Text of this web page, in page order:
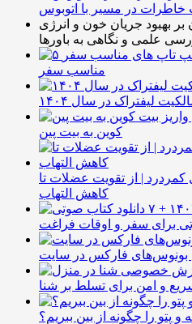
در مسیر با اتوبوس
بر بهبود جریان خون و انرژی
علمی و نگاهی به باورها
مناسب سفر
لیفتراک در سال ۱۴۰۴
کوین به بیت پین
کمردرد | از تقویت عضلات تا
کاهش التهاب
۷ کتاب صوتی برای تابستان ۱۴۰۴ +
برای سفر و اوقات فراغت
و امن برای تسلط بر شنا
و پتو را چگونه از بین ببریم؟